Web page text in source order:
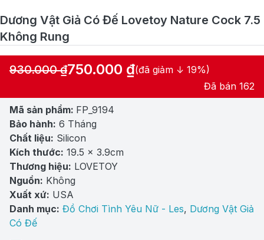
Dương Vật Giả Có Đế Lovetoy Nature Cock 7.5
Không Rung
930.000₫
gốc
là:
930.000 ₫.
750.000 ₫
hiện
tại
là:
750.000 ₫.
(đã giảm ↓ 19%)
Đã bán 162
Mã sản phẩm: FP_9194
Bảo hành: 6 Tháng
Chất liệu: Silicon
Kích thước: 19.5 x 3.9cm
Thương hiệu: LOVETOY
Nguồn: Không
Xuất xứ: USA
Danh mục: Đồ Chơi Tình Yêu Nữ - Les, Dương Vật Giả
Có Đế